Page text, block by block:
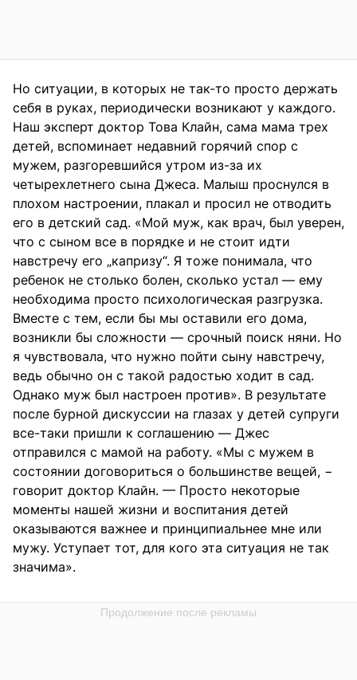
Но ситуации, в которых не так-то просто держать
себя в руках, периодически возникают у каждого.
Наш эксперт доктор Това Клайн, сама мама трех
детей, вспоминает недавний горячий спор с
мужем, разгоревшийся утром из-за их
четырехлетнего сына Джеса. Малыш проснулся в
плохом настроении, плакал и просил не отводить
его в детский сад. «Мой муж, как врач, был уверен,
что с сыном все в порядке и не стоит идти
навстречу его „капризу“. Я тоже понимала, что
ребенок не столько болен, сколько устал — ему
необходима просто психологическая разгрузка.
Вместе с тем, если бы мы оставили его дома,
возникли бы сложности — срочный поиск няни. Но
я чувствовала, что нужно пойти сыну навстречу,
ведь обычно он с такой радостью ходит в сад.
Однако муж был настроен против». В результате
после бурной дискуссии на глазах у детей супруги
все-таки пришли к соглашению — Джес
отправился с мамой на работу. «Мы с мужем в
состоянии договориться о большинстве вещей, −
говорит доктор Клайн. — Просто некоторые
моменты нашей жизни и воспитания детей
оказываются важнее и принципиальнее мне или
мужу. Уступает тот, для кого эта ситуация не так
значима».